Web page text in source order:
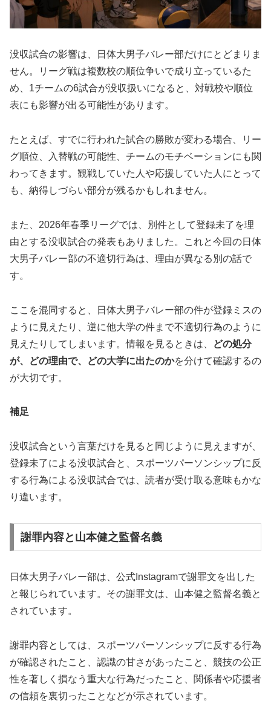
没収試合の影響は、日体大男子バレー部だけにとどまりま
せん。リーグ戦は複数校の順位争いで成り立っているた
め、1チームの6試合が没収扱いになると、対戦校や順位
表にも影響が出る可能性があります。
たとえば、すでに行われた試合の勝敗が変わる場合、リー
グ順位、入替戦の可能性、チームのモチベーションにも関
わってきます。観戦していた人や応援していた人にとって
も、納得しづらい部分が残るかもしれません。
また、2026年春季リーグでは、別件として登録未了を理
由とする没収試合の発表もありました。これと今回の日体
大男子バレー部の不適切行為は、理由が異なる別の話で
す。
ここを混同すると、日体大男子バレー部の件が登録ミスの
ように見えたり、逆に他大学の件まで不適切行為のように
見えたりしてしまいます。情報を見るときは、
どの処分
が、どの理由で、どの大学に出たのかを分けて確認するの
が大切です。
補足
没収試合という言葉だけを見ると同じように見えますが、
登録未了による没収試合と、スポーツパーソンシップに反
する行為による没収試合では、読者が受け取る意味もかな
り違います。
謝罪内容と山本健之監督名義
日体大男子バレー部は、公式Instagramで謝罪文を出した
と報じられています。その謝罪文は、山本健之監督名義と
されています。
謝罪内容としては、スポーツパーソンシップに反する行為
が確認されたこと、認識の甘さがあったこと、競技の公正
性を著しく損なう重大な行為だったこと、関係者や応援者
の信頼を裏切ったことなどが示されています。